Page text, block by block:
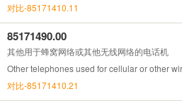
对比-85171410.11
85171490.00
其他用于蜂窝网络或其他无线网络的电话机
Other telephones used for cellular or other
对比-85171410.21